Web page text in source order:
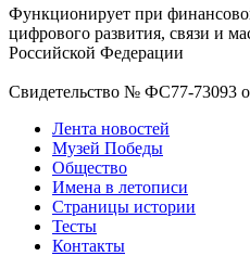
Функционирует при
цифрового развития, связи и
Российской Федерации
Свидетельство № ФС77-73093
Лента новостей
Музей Победы
Общество
Имена в летописи
Страницы истории
Тесты
Контакты